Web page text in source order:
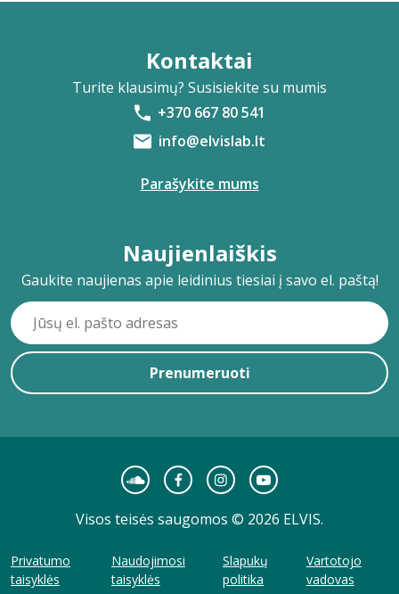
Kontaktai
Turite klausimų? Susisiekite su mumis
+370 667 80 541
info@elvislab.lt
Parašykite mums
Naujienlaiškis
Gaukite naujienas apie leidinius tiesiai į savo el. paštą!
Prenumeruoti
Visos teisės saugomos © 2026 ELVIS.
Privatumo
taisyklės
Naudojimosi
taisyklės
Slapukų
politika
Vartotojo
vadovas